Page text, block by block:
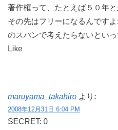
著作権って、たとえば５０年
その先はフリーになるんです
のスパンで考えたらないとい
Like
maruyama_takahiro より:
2008年12月31日 6:04 PM
SECRET: 0